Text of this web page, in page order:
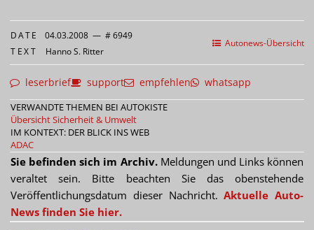
Autonews-Übersicht
DATE 04.03.2008 — # 6949
TEXT Hanno S. Ritter
leserbrief support empfehlen whatsapp
VERWANDTE THEMEN BEI AUTOKISTE
Übersicht Sicherheit & Umwelt
IM KONTEXT: DER BLICK INS WEB
ADAC
Sie befinden sich im Archiv.Meldungen und Links können
veraltet sein. Bitte beachten Sie das obenstehende
Veröffentlichungsdatum dieser Nachricht.Aktuelle Auto-
News finden Sie hier.